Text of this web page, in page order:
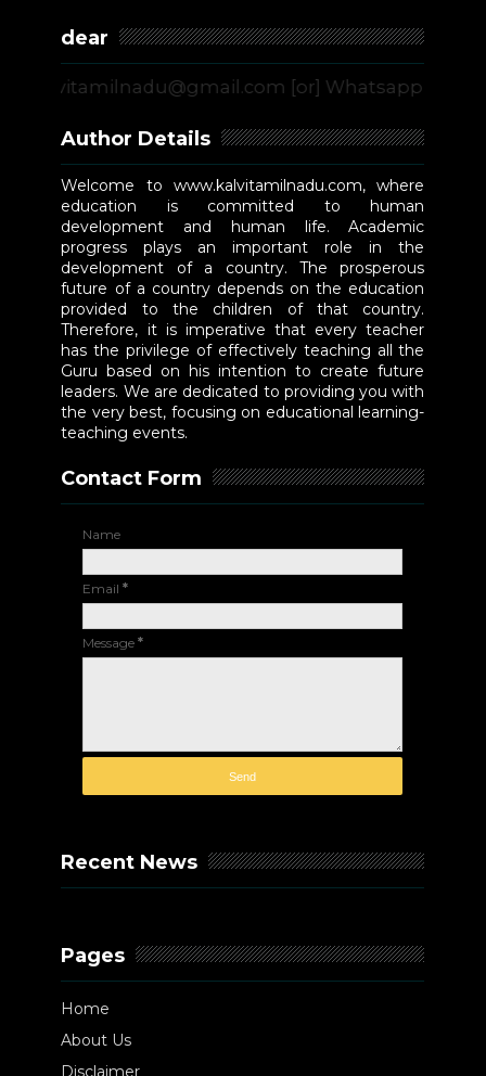
dear
[or] Whatsapp - 9444555775
Author Details
Welcome to www.kalvitamilnadu.com, where
education is committed to human
development and human life. Academic
progress plays an important role in the
development of a country. The prosperous
future of a country depends on the education
provided to the children of that country.
Therefore, it is imperative that every teacher
has the privilege of effectively teaching all the
Guru based on his intention to create future
leaders. We are dedicated to providing you with
the very best, focusing on educational learning-
teaching events.
Contact Form
Name
Email*
Message*
Recent News
Pages
Home
About Us
Disclaimer